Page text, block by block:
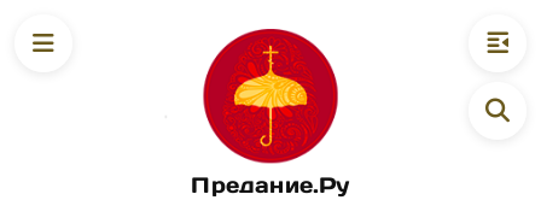
Предание.Ру